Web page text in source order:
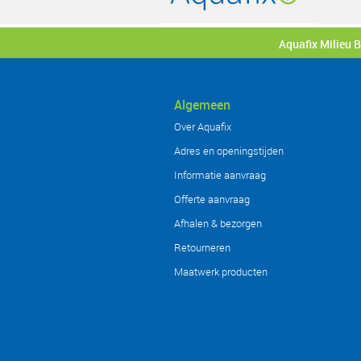
Aquafix Milieu
Algemeen
Over Aquafix
Adres en openingstijden
Informatie aanvraag
Offerte aanvraag
Afhalen & bezorgen
Retourneren
Maatwerk producten